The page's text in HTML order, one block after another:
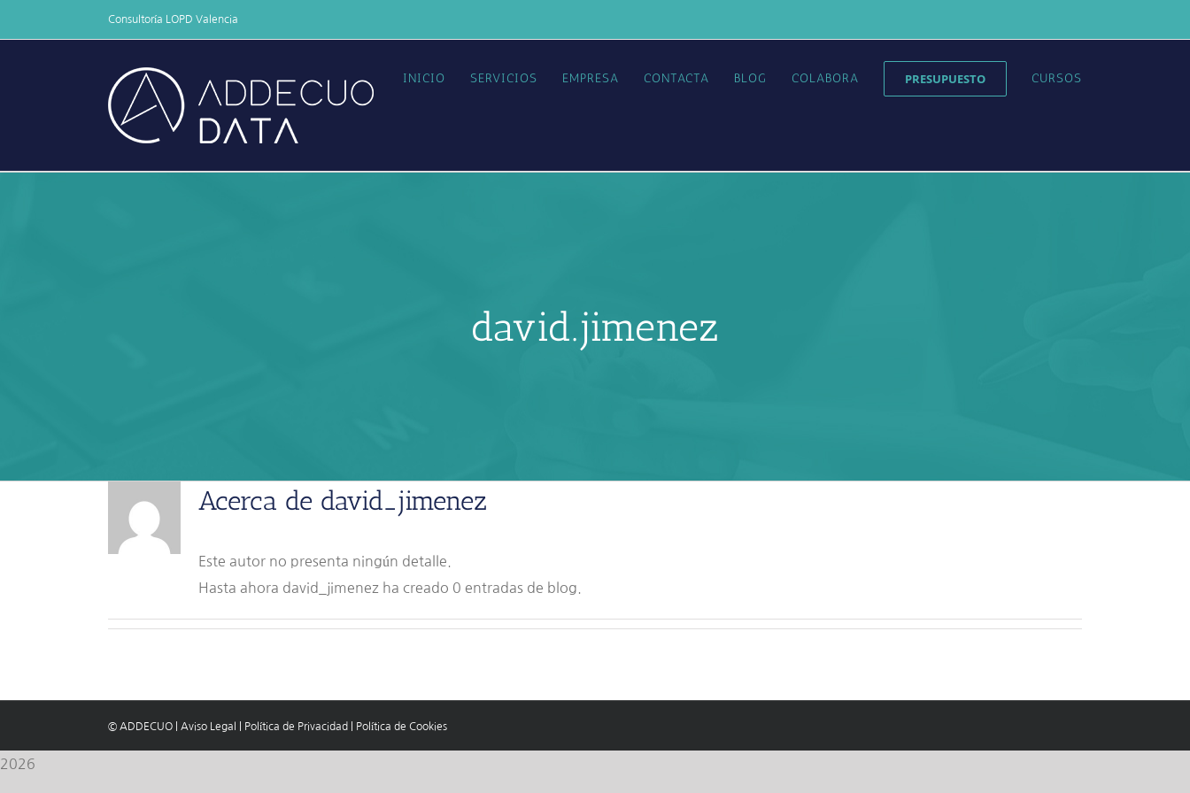
to
Consultoría LOPD Valencia
INICIO SERVICIOS EMPRESA CONTACTA BLOG COLABORA PRESUPUESTO CURSOS
david.jimenez
Acerca de david_jimenez
Este autor no presenta ningún detalle.
Hasta ahora david_jimenez ha creado 0 entradas de blog.
© ADDECUO Aviso Legal Política de Privacidad Política de Cookies
2026